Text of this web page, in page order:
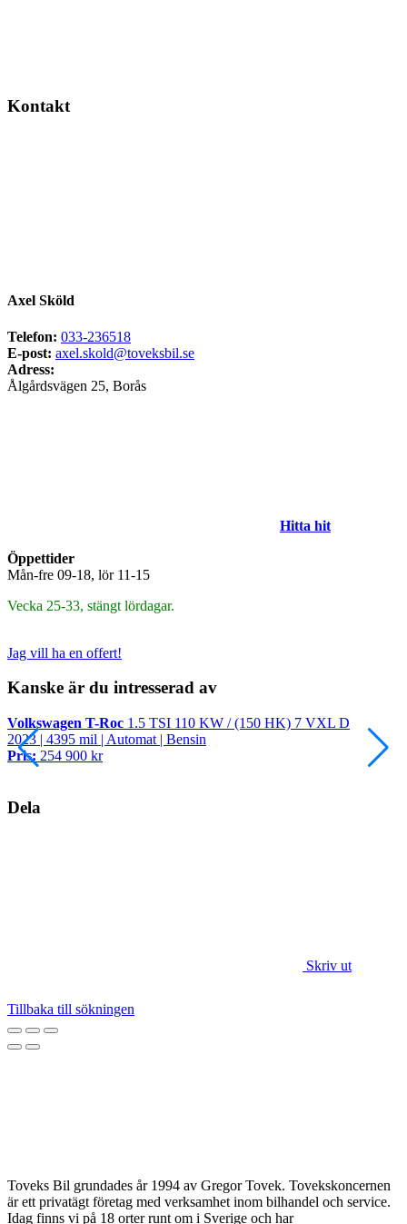
Kontakt
Axel Sköld
Telefon: 033-236518
E-post: axel.skold@toveksbil.se
Adress:
Ålgårdsvägen 25, Borås
Hitta hit
Öppettider
Mån-fre 09-18, lör 11-15
Vecka 25-33, stängt lördagar.
Jag vill ha en offert!
Kanske är du intresserad av
Volkswagen T-Roc 1.5 TSI 110 KW / (150 HK) 7 VXL D
2023 | 4395 mil | Automat | Bensin
Pris: 254 900 kr
Dela
Skriv ut
Tillbaka till sökningen
Toveks Bil grundades år 1994 av Gregor Tovek. Tovekskoncernen
är ett privatägt företag med verksamhet inom bilhandel och service.
Idag finns vi på 18 orter runt om i Sverige och har